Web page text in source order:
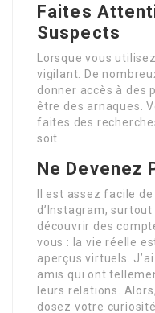
Faites
Suspects
Lorsque vous
vigilant. De
donner accès à des
être des arnaques.
faites des
soit.
Ne Devenez
Il est assez facile
d’Instagram,
découvrir des
vous : la vie réelle
aperçus virtuels.
amis qui ont
leurs relations.
dosez votre curiosité.